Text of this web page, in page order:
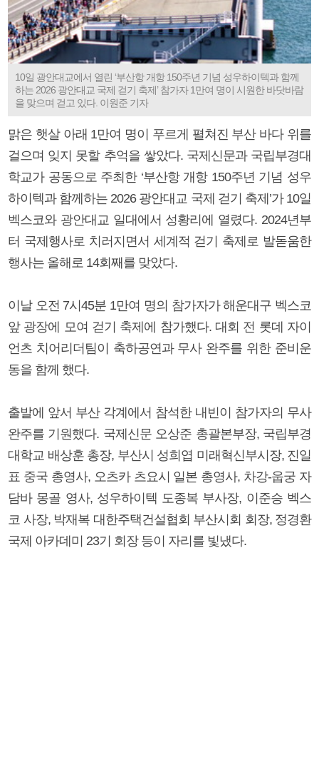
10일 광안대교에서 열린 ‘부산항 개항 150주년 기념 성우하이텍과 함께
하는 2026 광안대교 국제 걷기 축제’ 참가자 1만여 명이 시원한 바닷바람
을 맞으며 걷고 있다. 이원준 기자
맑은 햇살 아래 1만여 명이 푸르게 펼쳐진 부산 바다 위를
걸으며 잊지 못할 추억을 쌓았다. 국제신문과 국립부경대
학교가 공동으로 주최한 ‘부산항 개항 150주년 기념 성우
하이텍과 함께하는 2026 광안대교 국제 걷기 축제’가 10일
벡스코와 광안대교 일대에서 성황리에 열렸다. 2024년부
터 국제행사로 치러지면서 세계적 걷기 축제로 발돋움한
행사는 올해로 14회째를 맞았다.
이날 오전 7시45분 1만여 명의 참가자가 해운대구 벡스코
앞 광장에 모여 걷기 축제에 참가했다. 대회 전 롯데 자이
언츠 치어리더팀이 축하공연과 무사 완주를 위한 준비운
동을 함께 했다.
출발에 앞서 부산 각계에서 참석한 내빈이 참가자의 무사
완주를 기원했다. 국제신문 오상준 총괄본부장, 국립부경
대학교 배상훈 총장, 부산시 성희엽 미래혁신부시장, 진일
표 중국 총영사, 오츠카 츠요시 일본 총영사, 차강-웁궁 자
담바 몽골 영사, 성우하이텍 도종복 부사장, 이준승 벡스
코 사장, 박재복 대한주택건설협회 부산시회 회장, 정경환
국제 아카데미 23기 회장 등이 자리를 빛냈다.